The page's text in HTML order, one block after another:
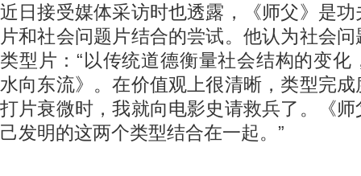
近日接受媒体采访时也透露，《师父》是
片和社会问题片结合的尝试。他认为社会
类型片：“以传统道德衡量社会结构的变化
水向东流》。在价值观上很清晰，类型完
打片衰微时，我就向电影史请救兵了。《
己发明的这两个类型结合在一起。”